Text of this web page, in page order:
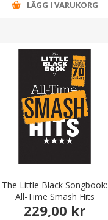
LÄGG I VARUKORG
The Little Black Songbook:
All-Time Smash Hits
229,00 kr